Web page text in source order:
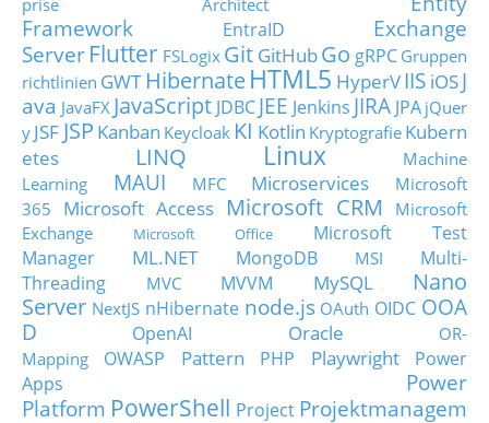
prise Architect
Framework
EntraID
Exchange
Server Flutter FSLogix Git GitHubGo gRPC Gruppen
richtlinien GWT HibernateHTML5 HyperVIIS iOSJ
ava JavaFX JavaScript JDBC JEE Jenkins JIRA JPA jQuer
y JSF JSP Kanban Keycloak KI Kotlin Kryptografie Kubern
etes
LINQ Linux
Machine
Learning
MAUI MFC Microservices
Microsoft
365
Microsoft Access Microsoft CRM
Microsoft
Exchange
Microsoft Office
Microsoft Test
Manager
ML.NET MongoDB MSI
Multi-
Threading
MVC MVVM MySQL
Nano
Server NextJS nHibernate node.js OAuth OIDC OOA
D
OpenAI Oracle
OR-
Mapping
OWASP Pattern PHP Playwright
Power
Apps
Power
Platform PowerShell Project Projektmanagem